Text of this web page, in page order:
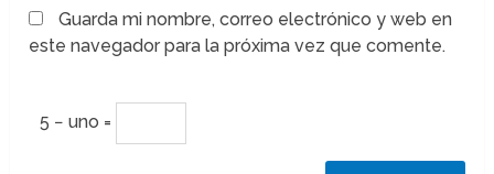
Guarda mi nombre, correo electrónico y web en
este navegador para la próxima vez que comente.
5 − uno =